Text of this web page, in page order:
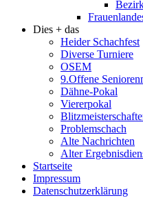
Dies + das
Heider Schachfest
Diverse Turniere
OSEM
9.Offene
Dähne-Pokal
Viererpokal
Problemschach
Alte Nachrichten
Alter
Startseite
Impressum
Datenschutzerklärung